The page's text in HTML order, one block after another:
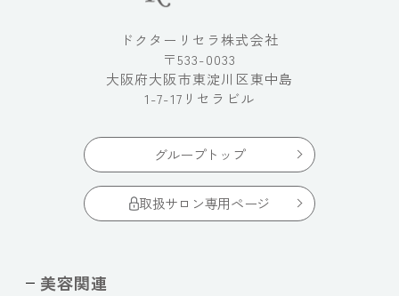
ドクターリセラ株式会社
〒533-0033
大阪府大阪市東淀川区東中島
1-7-17リセラビル
グループトップ
取扱サロン専用ページ
美容関連